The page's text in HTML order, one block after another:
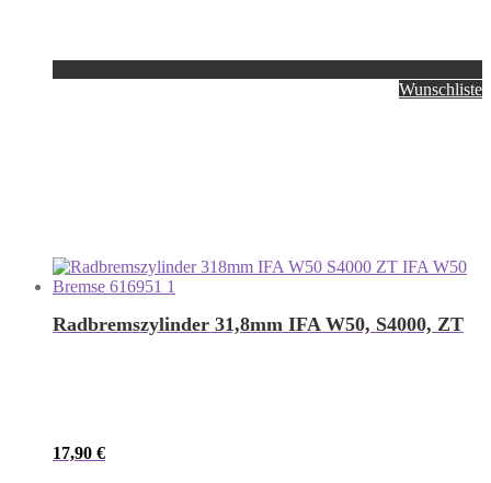
Wunschliste
Radbremszylinder 31,8mm IFA W50, S4000, ZT
17,90 €